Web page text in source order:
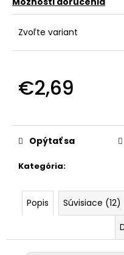
Zvoľte variant
€2,69
Kategória:
Opýtať sa
Popis Súvisiace (12)
m
e